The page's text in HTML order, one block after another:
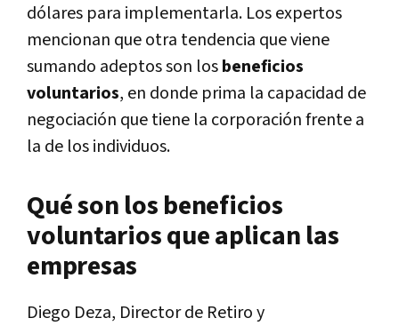
dólares para implementarla. Los expertos
mencionan que otra tendencia que viene
sumando adeptos son losbeneficios
voluntarios, en donde prima la capacidad de
negociación que tiene la corporación frente a
la de los individuos.
Qué son los beneficios
voluntarios que aplican las
empresas
Diego Deza, Director de Retiro y